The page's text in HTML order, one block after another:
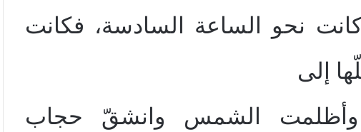
نحو الساعة السادسة، فكانت
إلى
وأظلمت الشمس وانشقّ حجاب